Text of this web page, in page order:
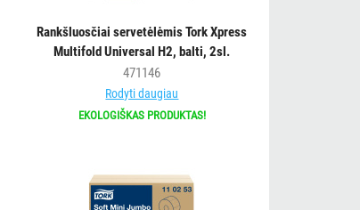
Rankšluosčiai servetėlėmis Tork Xpress
Multifold Universal H2, balti, 2sl.
471146
Rodyti daugiau
EKOLOGIŠKAS PRODUKTAS!